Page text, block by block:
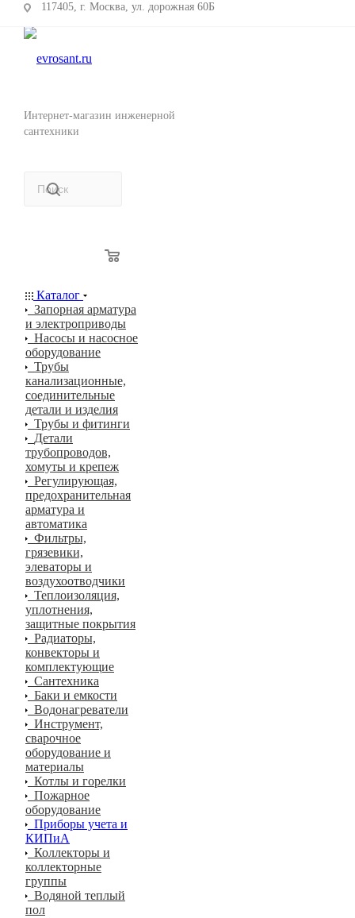
117405, г. Москва, ул. дорожная 60Б
Интернет-магазин инженерной
сантехники
Каталог
Запорная арматура
и электроприводы
Насосы и насосное
оборудование
Трубы
канализационные,
соединительные
детали и изделия
Трубы и фитинги
Детали
трубопроводов,
хомуты и крепеж
Регулирующая,
предохранительная
арматура и
автоматика
Фильтры,
грязевики,
элеваторы и
воздухоотводчики
Теплоизоляция,
уплотнения,
защитные покрытия
Радиаторы,
конвекторы и
комплектующие
Сантехника
Баки и емкости
Водонагреватели
Инструмент,
сварочное
оборудование и
материалы
Котлы и горелки
Пожарное
оборудование
Приборы учета и
КИПиА
Коллекторы и
коллекторные
группы
Водяной теплый
пол